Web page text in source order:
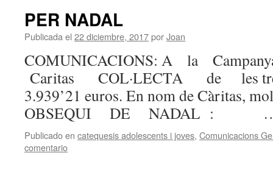
PER NADAL
Publicada el 22 diciembre, 2017porJoan
COMUNICACIONS: A la
Caritas COL·LECTA de les
3.939’21 euros. En nom de
OBSEQUI DE NADAL :
Publicado en catequesis adolescents i joves, Comunicacions
comentario